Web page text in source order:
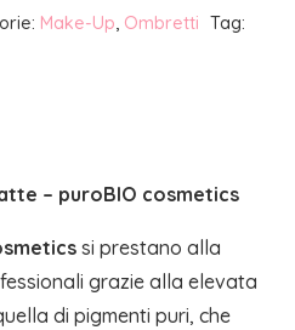
Make-Up, Ombretti Tag:
– puroBIO cosmetics
si prestano alla
grazie alla elevata
di pigmenti puri, che